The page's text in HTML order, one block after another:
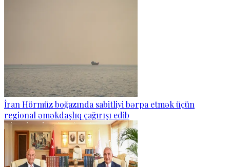
İran Hörmüz boğazında sabitliyi bərpa etmək üçün
regional əməkdaşlıq çağırışı edib